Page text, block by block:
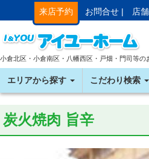
来店予約 お問合せ | 店
小倉北区・小倉南区・八幡西区・戸畑・門司等の
エリアから探す こだわり検索
炭火焼肉 旨辛